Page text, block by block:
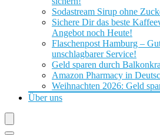
Sodastream Sirup ohne
Sichere Dir das beste
Angebot noch Heute!
Flaschenpost Hamburg –
unschlagbarer Service!
Geld sparen durch
Amazon Pharmacy in
Weihnachten 2026: Geld
Über uns